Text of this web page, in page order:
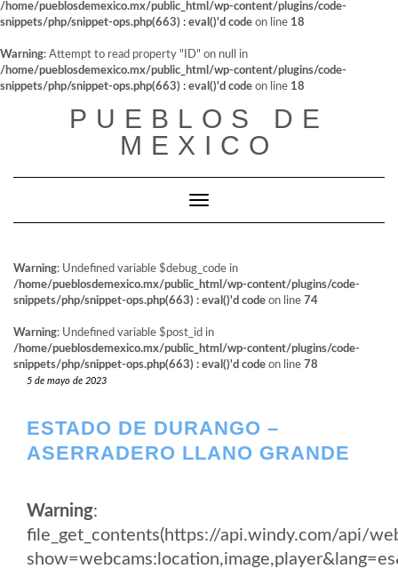
/home/pueblosdemexico.mx/public_html/wp-content/plugins/code-
snippets/php/snippet-ops.php(663) : eval()'d code on line 18
Warning: Attempt to read property "ID" on null in
/home/pueblosdemexico.mx/public_html/wp-content/plugins/code-
snippets/php/snippet-ops.php(663) : eval()'d code on line 18
PUEBLOS DE
MEXICO
Cambiar modo de navegación
Warning: Undefined variable $debug_code in
/home/pueblosdemexico.mx/public_html/wp-content/plugins/code-
snippets/php/snippet-ops.php(663) : eval()'d code on line 74
Warning: Undefined variable $post_id in
/home/pueblosdemexico.mx/public_html/wp-content/plugins/code-
snippets/php/snippet-ops.php(663) : eval()'d code on line 78
5 de mayo de 2023
ESTADO DE DURANGO –
ASERRADERO LLANO GRANDE
Warning:
file_get_contents(https://api.windy.com/api/